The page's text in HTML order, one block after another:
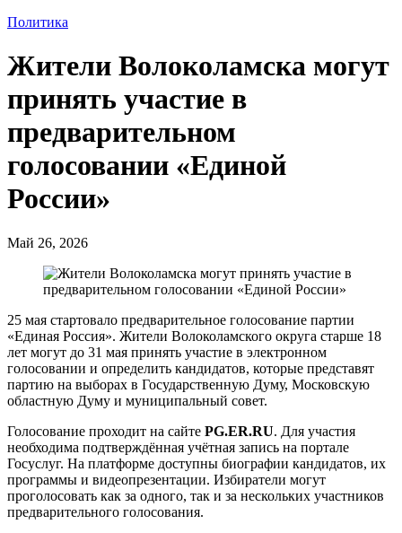
Политика
Жители Волоколамска могут
принять участие в
предварительном
голосовании «Единой
России»
Май 26, 2026
25 мая стартовало предварительное голосование партии
«Единая Россия». Жители Волоколамского округа старше 18
лет могут до 31 мая принять участие в электронном
голосовании и определить кандидатов, которые представят
партию на выборах в Государственную Думу, Московскую
областную Думу и муниципальный совет.
Голосование проходит на сайте PG.ER.RU. Для участия
необходима подтверждённая учётная запись на портале
Госуслуг. На платформе доступны биографии кандидатов, их
программы и видеопрезентации. Избиратели могут
проголосовать как за одного, так и за нескольких участников
предварительного голосования.